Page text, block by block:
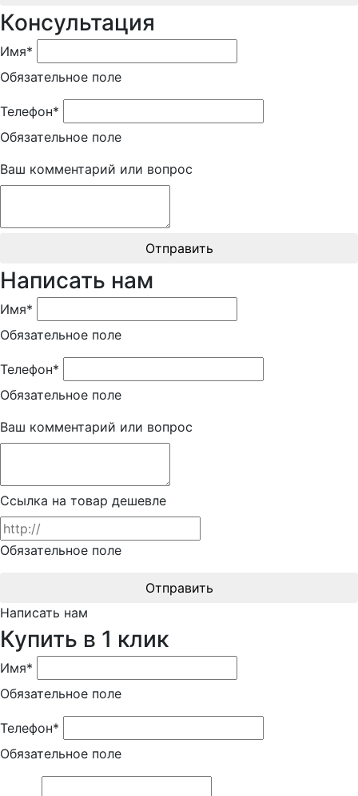
Консультация
Имя*
Обязательное поле
Телефон*
Обязательное поле
Ваш комментарий или вопрос
Отправить
Написать нам
Имя*
Обязательное поле
Телефон*
Обязательное поле
Ваш комментарий или вопрос
Ссылка на товар дешевле
Обязательное поле
Отправить
Написать нам
Купить в 1 клик
Имя*
Обязательное поле
Телефон*
Обязательное поле